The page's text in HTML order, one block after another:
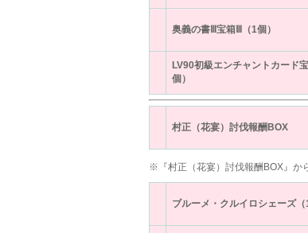
奥義の書Ⅲ宝箱Ⅲ（1個）
LV90初級エンチャントカード
個）
村正（花宴）討伐報酬BOX
※『村正（花宴）討伐報酬BOX』か
ブルーメ・クルイロシェーズ（